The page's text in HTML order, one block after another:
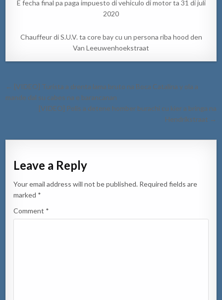
E fecha final pa paga impuesto di vehiculo di motor ta 31 di juli
2020
Chauffeur di S.U.V. ta core bay cu un persona riba hood den
Van Leeuwenhoekstraat
Post
navigation
← [VIDEO] Turista a drenta lama bruto na Boca Catalina y ola a
mande dal su cabes na e barancanan
[VIDEO] Polis a detene homber burachi cu kier a bringa na
Hendrikstraat →
Leave a Reply
Your email address will not be published. Required fields are
marked *
Comment *